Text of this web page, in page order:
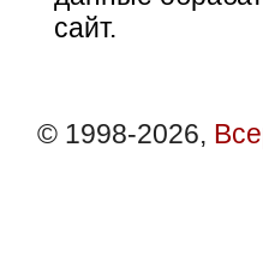
сайт.
© 1998-2026,